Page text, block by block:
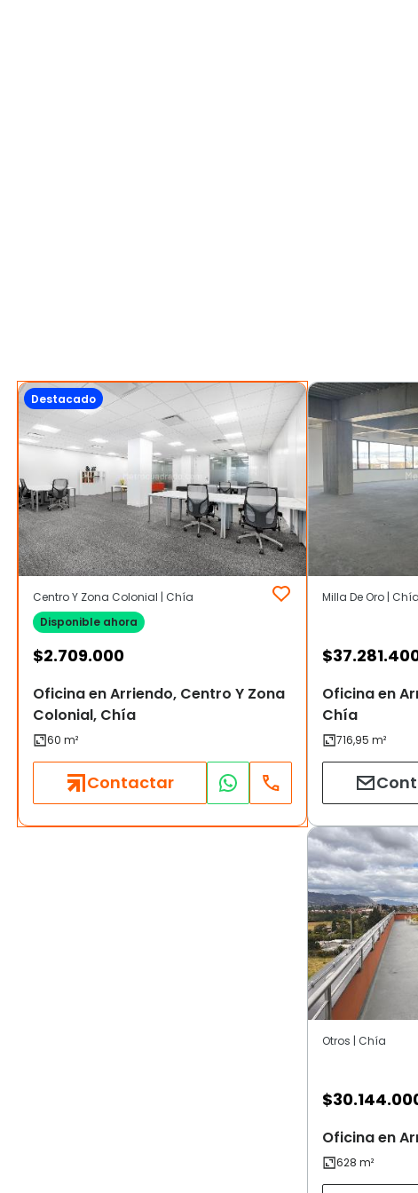
Destacado
Centro Y Zona Colonial | Chía
Disponible ahora
$2.709.000
Oficina en Arriendo, Centro Y Zona
Colonial, Chía
Contactar
Milla De Oro | Chía
$
Oficina en
Chía
Otros | Chía
$
Oficina en